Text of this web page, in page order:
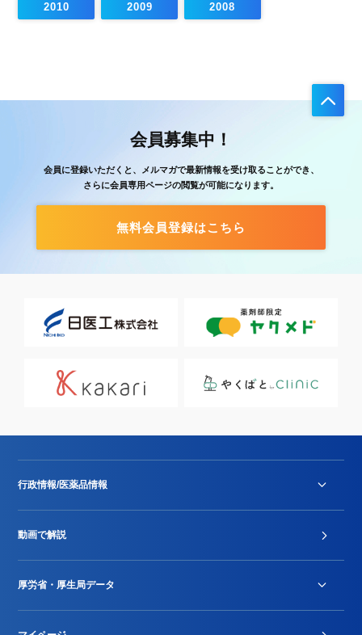
2010 2009 2008
会員募集中！
会員に登録いただくと、メルマガで最新情報を受け取ることができ、
さらに会員専用ページの閲覧が可能になります。
無料会員登録はこちら
行政情報/医薬品情報
Stu-GEレポート
動画で解説
厚労省・厚生局データ